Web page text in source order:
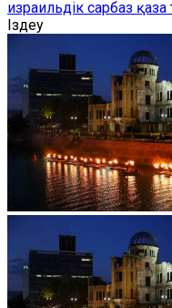
израильдік сарбаз қаза
Іздеу